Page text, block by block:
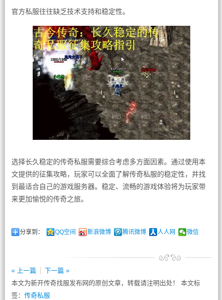
官方私服往往缺乏技术支持和稳定性。
选择长久稳定的传奇私服需要综合考虑多方面因素。通过使用本
文提供的征集攻略，玩家可以全面了解传奇私服的稳定性，并找
到最适合自己的游戏服务器。稳定、流畅的游戏体验将为玩家带
来更加愉悦的传奇之旅。
分享到： QQ空间 新浪微博 腾讯微博 人人网 微信
« 上一篇
下一篇 »
本文为新开传奇找服发布网的原创文章，转载请注明出处！ 本文标
签： 传奇私服